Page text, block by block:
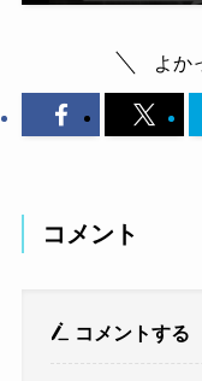
よか
コメント
コメントする